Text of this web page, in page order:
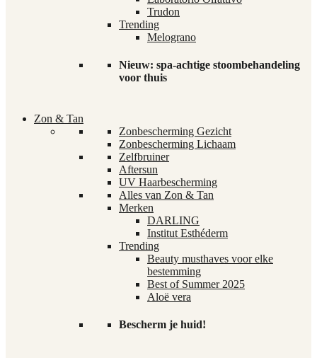
Trudon
Trending
Melograno
Nieuw: spa-achtige stoombehandeling
voor thuis
Zon & Tan
Zonbescherming Gezicht
Zonbescherming Lichaam
Zelfbruiner
Aftersun
UV Haarbescherming
Alles van Zon & Tan
Merken
DARLING
Institut Esthéderm
Trending
Beauty musthaves voor elke
bestemming
Best of Summer 2025
Aloë vera
Bescherm je huid!